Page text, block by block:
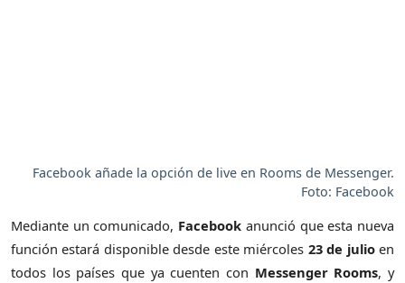
Facebook añade la opción de live en Rooms de Messenger.
Foto: Facebook
Mediante un comunicado, Facebook anunció que esta nueva
función estará disponible desde este miércoles 23 de julioen
todos los países que ya cuenten con Messenger Rooms, y